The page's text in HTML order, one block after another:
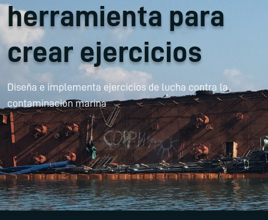
herramienta para
crear ejercicios
Diseña e implementa ejercicios de lucha contra la
contaminación marina